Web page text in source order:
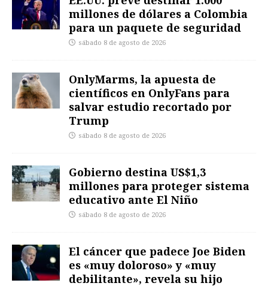
millones de dólares a Colombia
para un paquete de seguridad
sábado 8 de agosto de 2026
OnlyMarms, la apuesta de
científicos en OnlyFans para
salvar estudio recortado por
Trump
sábado 8 de agosto de 2026
Gobierno destina US$1,3
millones para proteger sistema
educativo ante El Niño
sábado 8 de agosto de 2026
El cáncer que padece Joe Biden
es «muy doloroso» y «muy
debilitante», revela su hijo